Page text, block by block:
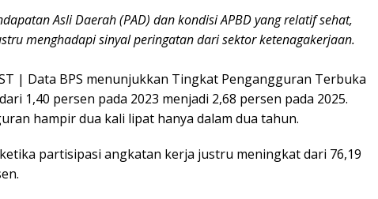
Asli Daerah (PAD) dan kondisi APBD yang relatif sehat,
menghadapi sinyal peringatan dari sektor ketenagakerjaan.
| Data BPS menunjukkan Tingkat Pengangguran Terbuka
1,40 persen pada 2023 menjadi 2,68 persen pada 2025.
hampir dua kali lipat hanya dalam dua tahun.
partisipasi angkatan kerja justru meningkat dari 76,19